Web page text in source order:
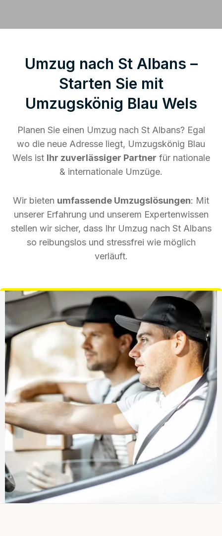
Umzug nach St Albans –
Starten Sie mit
Umzugskönig Blau Wels
Planen Sie einen Umzug nach St Albans? Egal
wo die neue Adresse liegt, Umzugskönig Blau
Wels ist Ihr zuverlässiger Partner für nationale
& internationale Umzüge.
Wir bieten umfassende Umzugslösungen: Mit
unserer Erfahrung und unserem Expertenwissen
stellen wir sicher, dass Ihr Umzug nach St Albans
so reibungslos und stressfrei wie möglich
verläuft.